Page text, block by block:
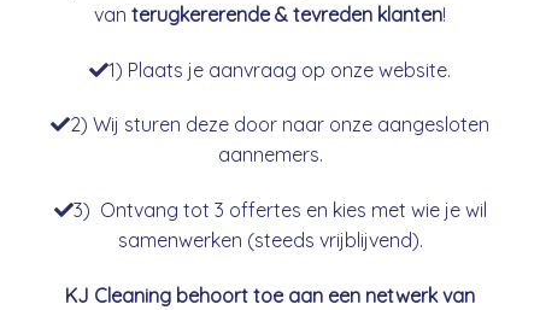
van terugkererende & tevreden klanten!
1) Plaats je aanvraag op onze website.
2) Wij sturen deze door naar onze aangesloten
aannemers.
3) Ontvang tot 3 offertes en kies met wie je wil
samenwerken (steeds vrijblijvend).
KJ Cleaning behoort toe aan een netwerk van